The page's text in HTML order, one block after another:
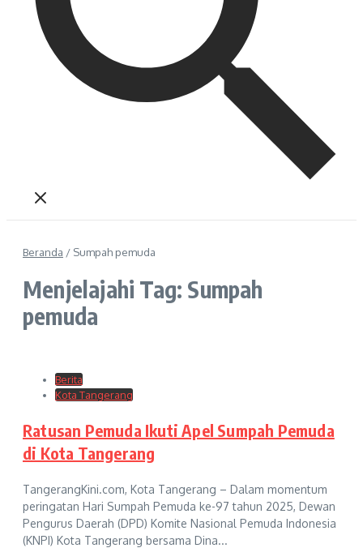
Beranda / Sumpah pemuda
Menjelajahi Tag: Sumpah
pemuda
Berita
Kota Tangerang
Ratusan Pemuda Ikuti Apel Sumpah Pemuda
di Kota Tangerang
TangerangKini.com, Kota Tangerang – Dalam momentum
peringatan Hari Sumpah Pemuda ke-97 tahun 2025, Dewan
Pengurus Daerah (DPD) Komite Nasional Pemuda Indonesia
(KNPI) Kota Tangerang bersama Dina...